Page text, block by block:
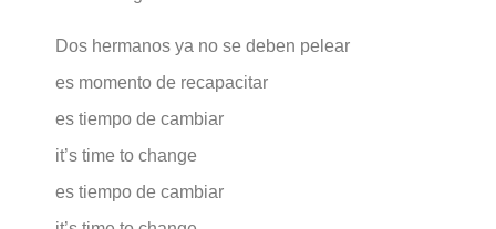
Dos hermanos ya no se deben pelear
es momento de recapacitar
es tiempo de cambiar
it’s time to change
es tiempo de cambiar